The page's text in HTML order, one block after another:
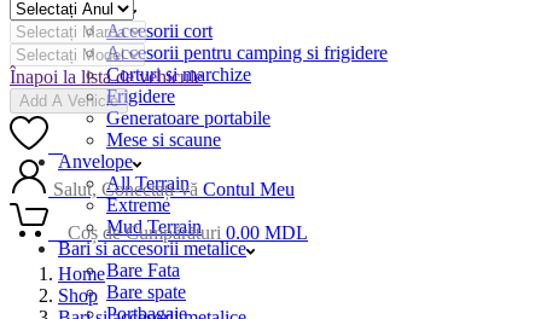
Camping
Accesorii cort
Accesorii pentru camping si frigidere
Corturi si marchize
Frigidere
Generatoare portabile
Mese si scaune
Anvelope
All Terrain
Extreme
Mud Terrain
Bari si accesorii metalice
Bare Fata
Bare spate
Portbagaje
Înapoi la lista de vehicule
Add A Vehicle
Salut, Conectați-vă Contul Meu
Coș de Cumpărături 0.00 MDL
Home
Shop